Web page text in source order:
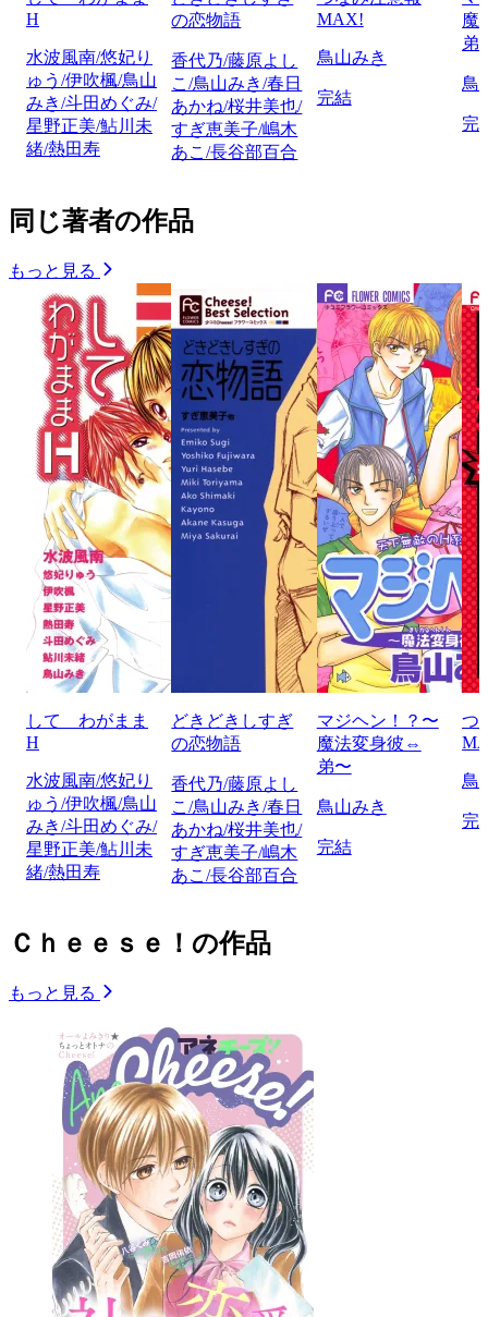
H
水波風南/悠妃り
ゅう/伊吹楓/鳥山
みき/斗田めぐみ/
星野正美/鮎川未
緒/熱田寿
の恋物語
香代乃/藤原よし
こ/鳥山みき/春日
あかね/桜井美也/
すぎ恵美子/嶋木
あこ/長谷部百合
MAX!
鳥山みき
完結
魔
弟
鳥
完
同じ著者の作品
もっと見る
して わがまま
H
水波風南/悠妃り
ゅう/伊吹楓/鳥山
みき/斗田めぐみ/
星野正美/鮎川未
緒/熱田寿
どきどきしすぎ
の恋物語
香代乃/藤原よし
こ/鳥山みき/春日
あかね/桜井美也/
すぎ恵美子/嶋木
あこ/長谷部百合
マジヘン！？〜
魔法変身彼⇔
弟〜
鳥山みき
完結
つ
鳥
完
Ｃｈｅｅｓｅ！の作品
もっと見る